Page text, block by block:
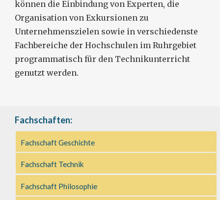
können die Einbindung von Experten, die
Organisation von Exkursionen zu
Unternehmenszielen sowie in verschiedenste
Fachbereiche der Hochschulen im Ruhrgebiet
programmatisch für den Technikunterricht
genutzt werden.
Fachschaften:
Fachschaft Geschichte
Fachschaft Technik
Fachschaft Philosophie